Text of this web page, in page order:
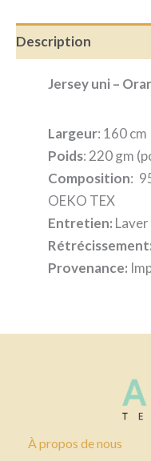
Description
Jersey uni –
Largeur: 160 cm
Poids: 220 gm
Composition:
OEKO TEX
Entretien:
Rétrécissement:
Provenance:
À propos de nous